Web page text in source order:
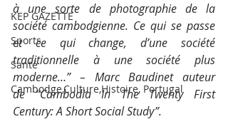
KEP GAZETTE
Sports
Santé
Cambodge,Culture,Histoire, Portugal
à une sorte de photographie de la
société cambodgienne. Ce qui se passe
et ce qui change, d’une société
traditionnelle à une société plus
moderne…” – Marc Baudinet auteur
de “Cambodia In The Twenty First
Century: A Short Social Study”.